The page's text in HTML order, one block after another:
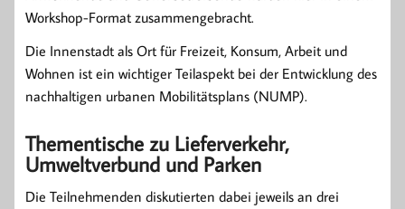
Workshop-Format zusammengebracht.
Die Innenstadt als Ort für Freizeit, Konsum, Arbeit und
Wohnen ist ein wichtiger Teilaspekt bei der Entwicklung des
nachhaltigen urbanen Mobilitätsplans (NUMP).
Thementische zu Lieferverkehr,
Umweltverbund und Parken
Die Teilnehmenden diskutierten dabei jeweils an drei